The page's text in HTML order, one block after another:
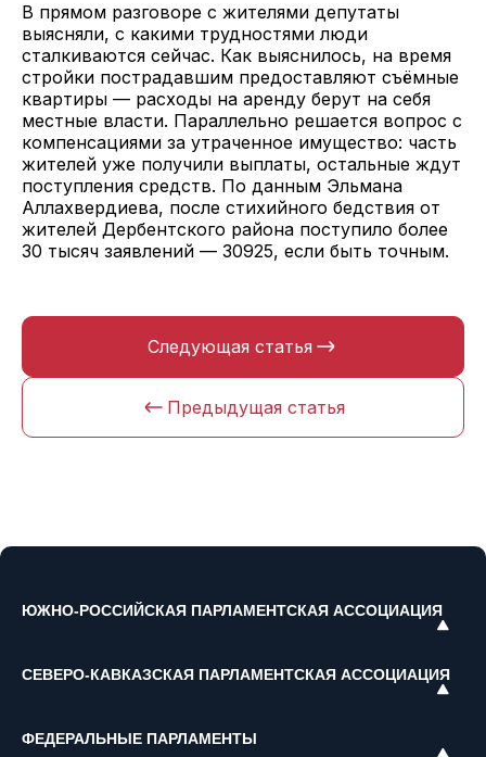
В прямом разговоре с жителями депутаты
выясняли, с какими трудностями люди
сталкиваются сейчас. Как выяснилось, на время
стройки пострадавшим предоставляют съёмные
квартиры — расходы на аренду берут на себя
местные власти. Параллельно решается вопрос с
компенсациями за утраченное имущество: часть
жителей уже получили выплаты, остальные ждут
поступления средств. По данным Эльмана
Аллахвердиева, после стихийного бедствия от
жителей Дербентского района поступило более
30 тысяч заявлений — 30925, если быть точным.
Предыдущая статья
Следующая статья
ЮЖНО-РОССИЙСКАЯ ПАРЛАМЕНТСКАЯ АССОЦИАЦИЯ
СЕВЕРО-КАВКАЗСКАЯ ПАРЛАМЕНТСКАЯ АССОЦИАЦИЯ
ФЕДЕРАЛЬНЫЕ ПАРЛАМЕНТЫ